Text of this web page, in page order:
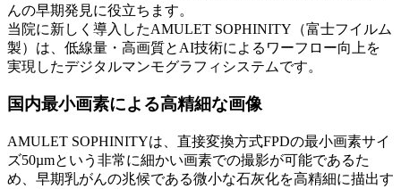
んの早期発見に役立ちます。
当院に新しく導入したAMULET SOPHINITY（富士フイルム
製）は、低線量・高画質とAI技術によるワーフロー向上を
実現したデジタルマンモグラフィシステムです。
国内最小画素による高精細な画像
AMULET SOPHINITYは、直接変換方式FPDの最小画素サイ
ズ50µmという非常に細かい画素での撮影が可能であるた
め、早期乳がんの兆候である微小な石灰化を高精細に描出す